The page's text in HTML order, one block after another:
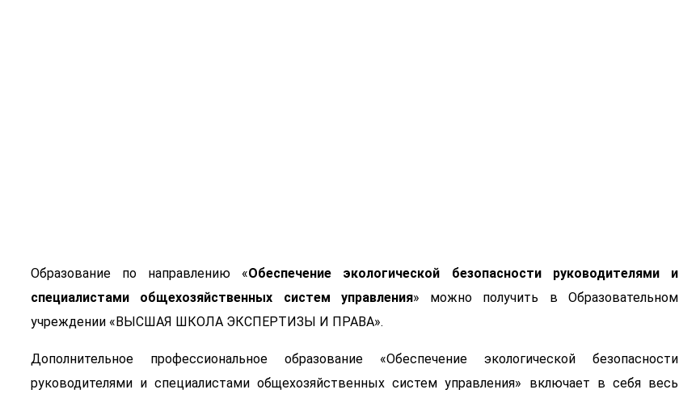
Образование по направлению «Обеспечение экологической безопасности руководителями и
специалистами общехозяйственных систем управления» можно получить в Образовательном
учреждении «ВЫСШАЯ ШКОЛА ЭКСПЕРТИЗЫ И ПРАВА».
Дополнительное профессиональное образование «Обеспечение экологической безопасности
руководителями и специалистами общехозяйственных систем управления» включает в себя весь